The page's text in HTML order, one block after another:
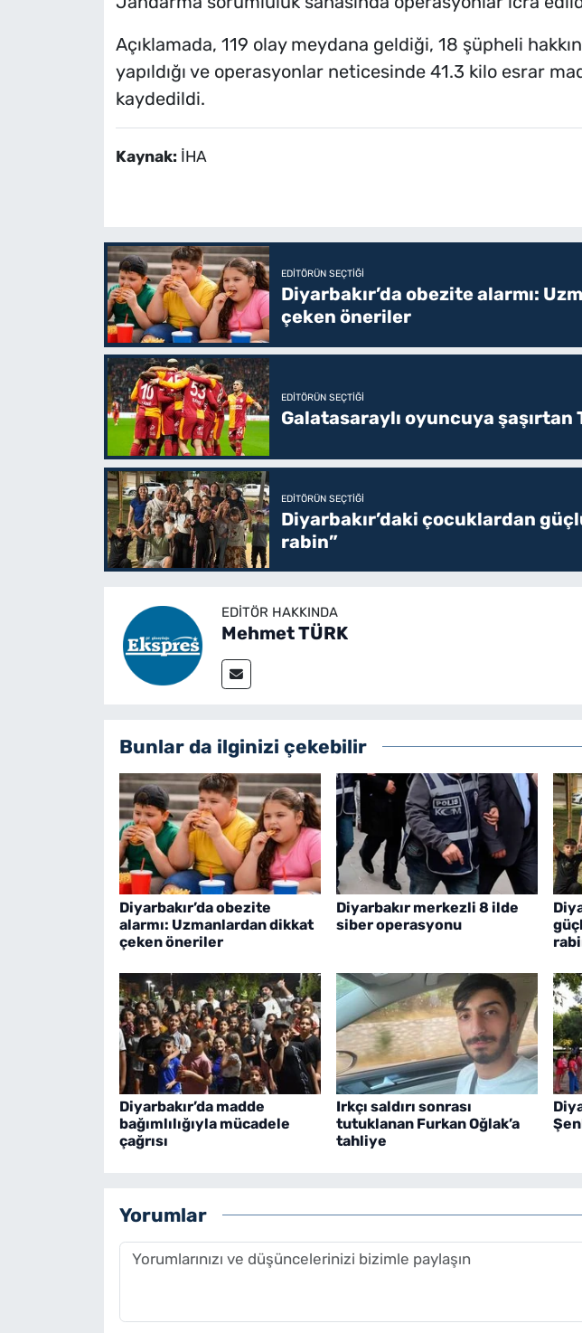
Açıklamada, 119 olay meydana geldiği, 18 şüpheli
yapıldığı ve operasyonlar neticesinde 41.3 kilo esrar
kaydedildi.
Kaynak: İHA
EDITÖRÜN SEÇTIĞI
Diyarbakır’da obezite alarmı:
çeken öneriler
EDITÖRÜN SEÇTIĞI
Galatasaraylı oyuncuya şaşırtan
EDITÖRÜN SEÇTIĞI
Diyarbakır’daki çocuklardan
rabin”
EDITÖR HAKKINDA
Mehmet TÜRK
Bunlar da ilginizi çekebilir
Diyarbakır’da obezite
alarmı: Uzmanlardan dikkat
çeken öneriler
Diyarbakır merkezli 8 ilde
siber operasyonu
Diyarbakır’da madde
bağımlılığıyla mücadele
çağrısı
Irkçı saldırı sonrası
tutuklanan Furkan Oğlak’a
tahliye
Yorumlar